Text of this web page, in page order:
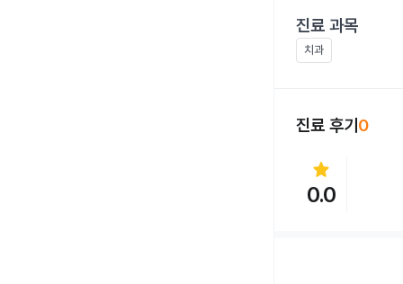
진료 과목
치과
진료 후기 0
star
0.0